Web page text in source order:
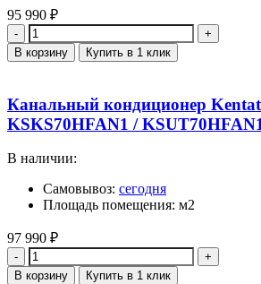
95 990 ₽
Количество
В корзину Купить в 1 клик
Канальный кондиционер
KSKS70HFAN1 /
В наличии:
Самовывоз: сегодня
Площадь помещения: м2
97 990 ₽
Количество
В корзину Купить в 1 клик